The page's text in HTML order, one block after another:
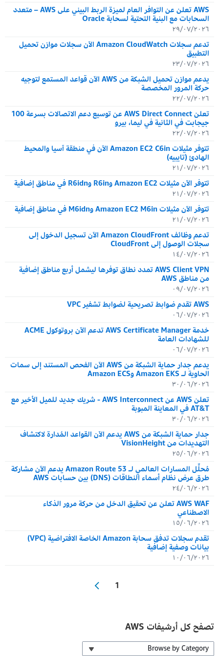
AWS تعلن عن التوافر العام لميزة الربط البيني على AWS – متعدد
السحابات مع البنية التحتية لسحابة Oracle
٢٩/٠٧/٢٠٢٦
تدعم سجلات Amazon CloudWatch الآن سجلات موازن تحميل
التطبيق
٢٣/٠٧/٢٠٢٦
يدعم موازن تحميل الشبكة من AWS الآن قواعد المستمع لتوجيه
حركة المرور المخصصة
٢٢/٠٧/٢٠٢٦
تعلن AWS Direct Connect عن توسيع دعم الاتصالات بسرعة 100
جيجابت في الثانية في ليما، بيرو
٢٢/٠٧/٢٠٢٦
تتوفر مثيلات Amazon EC2 C6in الآن في منطقة آسيا والمحيط
الهادئ (تايبيه)
٢١/٠٧/٢٠٢٦
تتوفر الآن مثيلات Amazon EC2 وR6in وR6idn في مناطق إضافية
٢١/٠٧/٢٠٢٦
تتوفر الآن مثيلات Amazon EC2 M6in وM6idn في مناطق إضافية
٢١/٠٧/٢٠٢٦
تدعم وظائف Amazon CloudFront الآن تسجيل الدخول إلى
سجلات الوصول إلى CloudFront
١٤/٠٧/٢٠٢٦
AWS Client VPN تمدد نطاق توفرها ليشمل أربع مناطق إضافية
من مناطق AWS
٠٩/٠٧/٢٠٢٦
AWS تقدم ضوابط تصريحية لضوابط تشفير VPC
٠٦/٠٧/٢٠٢٦
خدمة AWS Certificate Manager تدعم الآن بروتوكول ACME
للشهادات العامة
٠٦/٠٧/٢٠٢٦
يدعم جدار حماية الشبكة من AWS الآن الفحص المستند إلى سمات
الحاوية لـ Amazon EKS وAmazon ECS
٣٠/٠٦/٢٠٢٦
تعلن AWS عن AWS Interconnect - شريك جديد للميل الأخير مع
AT&T في المعاينة المبوبة
٣٠/٠٦/٢٠٢٦
جدار حماية الشبكة من AWS يدعم الآن القواعد المُدارة لاكتشاف
التهديدات من VisionHeight
٢٥/٠٦/٢٠٢٦
مُحلِّل المسارات العالمي لـ Amazon Route 53 يدعم الآن مشاركة
طرق عرض نظام أسماء النطاقات (DNS) بين حسابات AWS
٢٤/٠٦/٢٠٢٦
AWS WAF تعلن عن تحقيق الدخل من حركة مرور الذكاء
الاصطناعي
١٥/٠٦/٢٠٢٦
تقدم سجلات تدفق سحابة Amazon الخاصة الافتراضية (VPC)
بيانات وصفية إضافية
١٠/٠٦/٢٠٢٦
1
تصفح كل أرشيفات AWS
Browse by Category